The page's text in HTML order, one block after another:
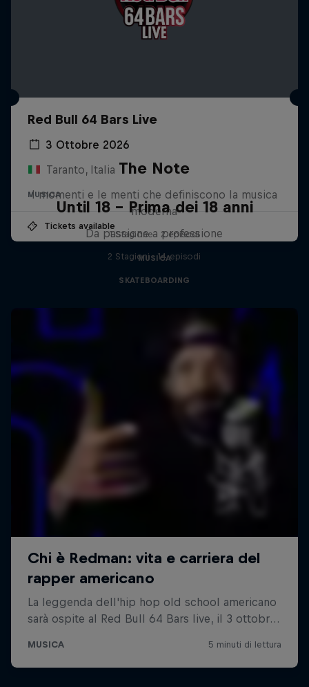
Red Bull 64 Bars Live
3 Ottobre 2026
Taranto, Italia
MUSICA
Tickets available
The Note
I momenti e le menti che definiscono la musica
moderna
1 Stagione · 2 episodi
MUSICA
Until 18 - Prima dei 18 anni
Da passione a professione
2 Stagioni · 14 episodi
SKATEBOARDING